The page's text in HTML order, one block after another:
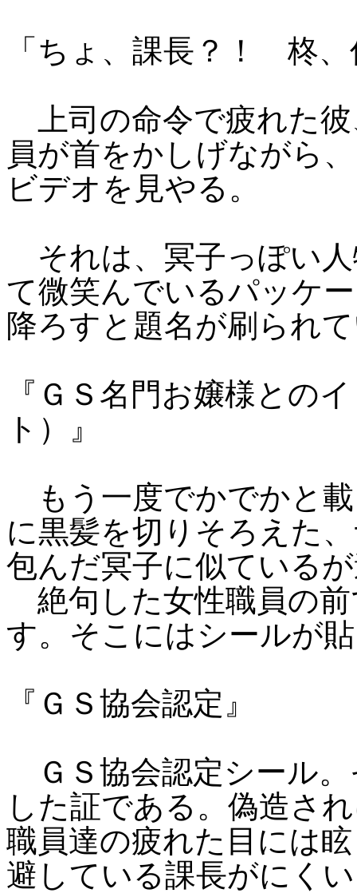
「ちょ、課長？！ 柊
上司の命令で疲れた
員が首をかしげながら
ビデオを見やる。
それは、冥子っぽい
て微笑んでいるパッケ
降ろすと題名が刷られ
『ＧＳ名門お嬢様との
ト）』
もう一度でかでかと
に黒髪を切りそろえた
包んだ冥子に似ている
絶句した女性職員の
す。そこにはシールが
『ＧＳ協会認定』
ＧＳ協会認定シール。
した証である。偽造さ
職員達の疲れた目には
避している課長がにく